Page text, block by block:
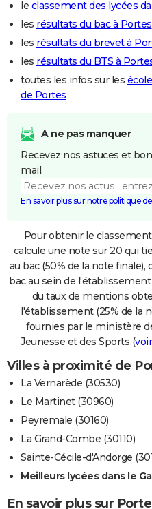
le classement des lycées
les résultats du bac à Portes
les résultats du brevet à
les résultats du BTS à
toutes les infos sur les
de Portes
A ne pas manquer
Recevez nos astuces et
mail.
En savoir plus sur notre politique
Pour obtenir le
calcule une note sur 20 qui
au bac (50% de la note finale),
bac au sein de
du taux de mentions
l'établissement (25% de la
fournies par le ministère
Jeunesse et des Sports (
Villes à proximité de
La Vernarède (30530)
Le Martinet (30960)
Peyremale (30160)
La Grand-Combe (30110)
Sainte-Cécile-d'Andorge
Meilleurs lycées dans le
En savoir plus sur